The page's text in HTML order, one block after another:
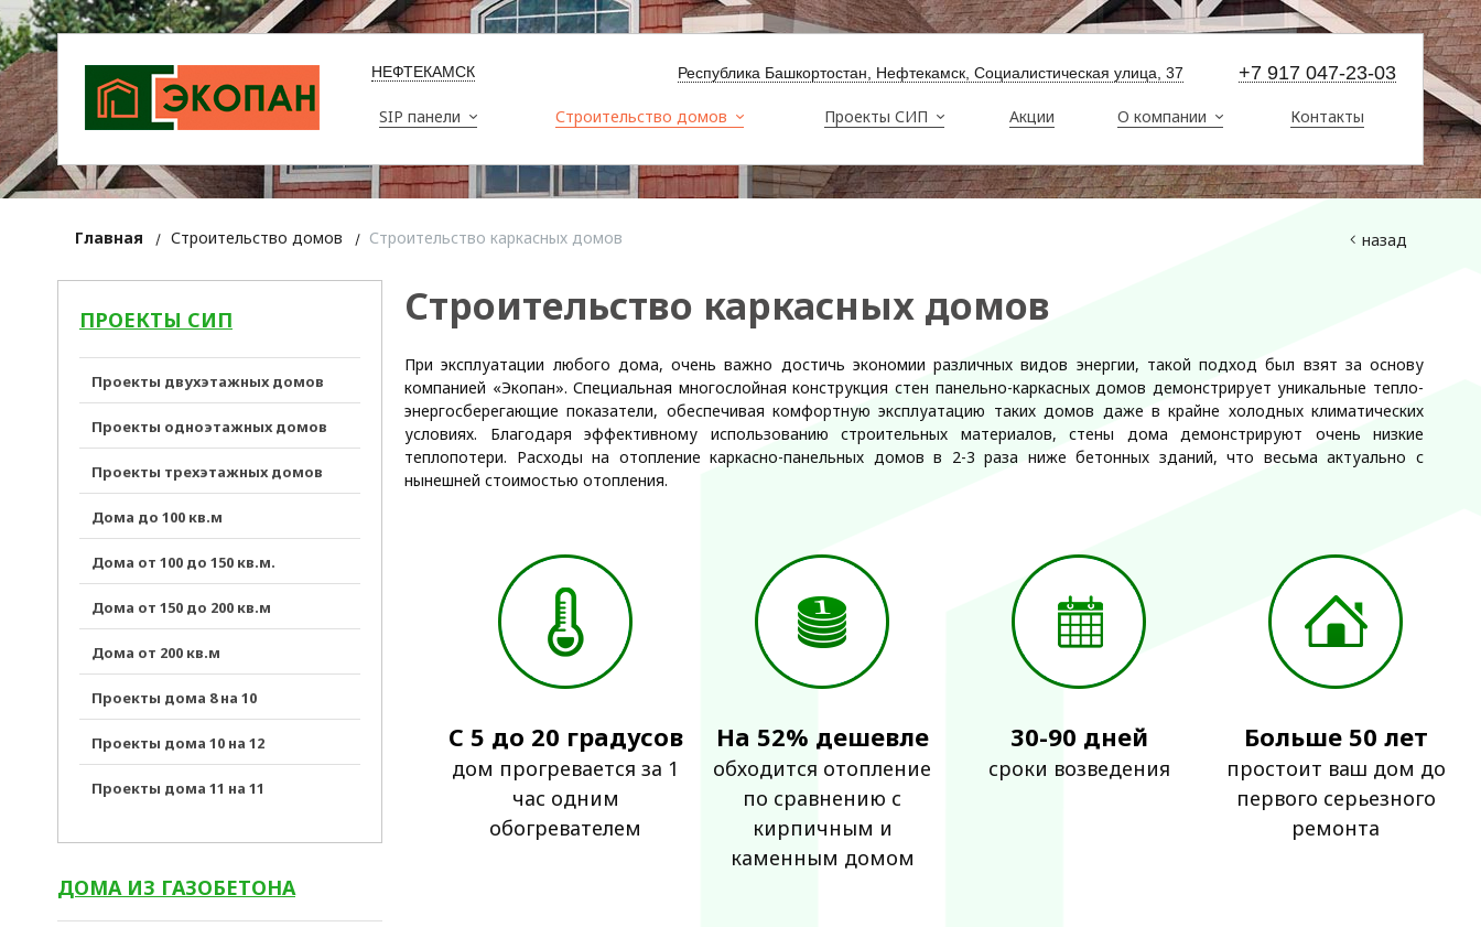
НЕФТЕКАМСК +7 917 047-23-03
Республика Башкортостан, Нефтекамск, Социалистическая улица, 37
SIP панели Строительство домов Проекты СИП Акции О компании Контакты
Главная Строительство домов Строительство каркасных домов назад
ПРОЕКТЫ СИП
Проекты двухэтажных домов
Проекты одноэтажных домов
Проекты трехэтажных домов
Дома до 100 кв.м
Дома от 100 до 150 кв.м.
Дома от 150 до 200 кв.м
Дома от 200 кв.м
Проекты дома 8 на 10
Проекты дома 10 на 12
Проекты дома 11 на 11
ДОМА ИЗ ГАЗОБЕТОНА
Строительство каркасных домов
При эксплуатации любого дома, очень важно достичь экономии различных видов энергии, такой подход был взят за основу
компанией «Экопан». Специальная многослойная конструкция стен панельно-каркасных домов демонстрирует уникальные тепло-
энергосберегающие показатели, обеспечивая комфортную эксплуатацию таких домов даже в крайне холодных климатических
условиях. Благодаря эффективному использованию строительных материалов, стены дома демонстрируют очень низкие
теплопотери. Расходы на отопление каркасно-панельных домов в 2-3 раза ниже бетонных зданий, что весьма актуально с
нынешней стоимостью отопления.
С 5 до 20 градусов
дом прогревается за 1
час одним
обогревателем
На 52% дешевле
обходится отопление
по сравнению с
кирпичным и
каменным домом
30-90 дней
сроки возведения
Больше 50 лет
простоит ваш дом до
первого серьезного
ремонта